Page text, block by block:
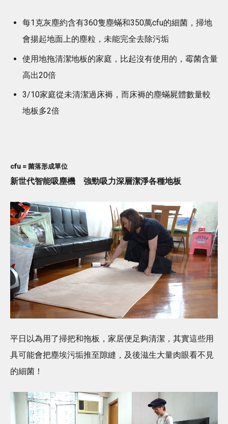
每1克灰塵約含有360隻塵蟎和350萬cfu的細菌，掃地
會揚起地面上的塵粒，未能完全去除污垢
使用地拖清潔地板的家庭，比起沒有使用的，霉菌含量
高出20倍
3/10家庭從未清潔過床褥，而床褥的塵蟎屍體數量較
地板多2倍
cfu = 菌落形成單位
新世代智能吸塵機 強勁吸力深層潔淨各種地板
平日以為用了掃把和拖板，家居便足夠清潔，其實這些用
具可能會把塵埃污垢推至隙縫，及後滋生大量肉眼看不見
的細菌！